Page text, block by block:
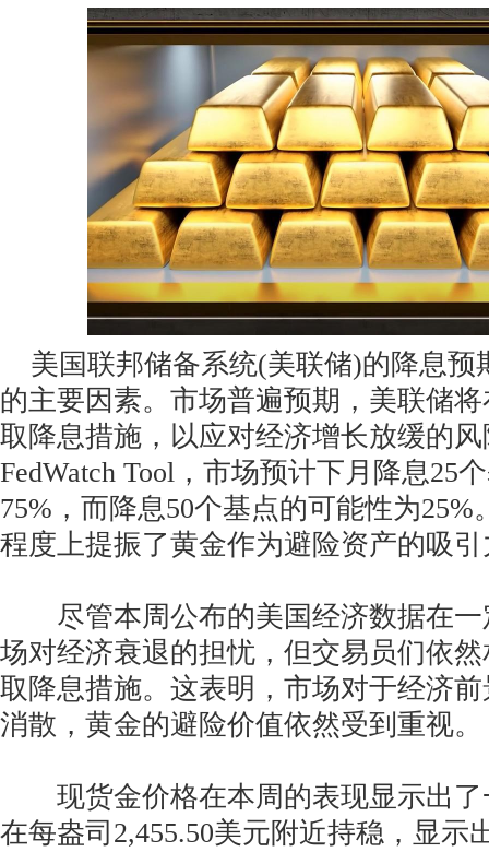
美国联邦储备系统(美联储)的降息预
的主要因素。市场普遍预期，美联储
取降息措施，以应对经济增长放缓的
FedWatch Tool，市场预计下月降息25
75%，而降息50个基点的可能性为25%
程度上提振了黄金作为避险资产的吸
尽管本周公布的美国经济数据在一
场对经济衰退的担忧，但交易员们依
取降息措施。这表明，市场对于经济
消散，黄金的避险价值依然受到重视。
现货金价格在本周的表现显示出了
在每盎司2,455.50美元附近持稳，显示